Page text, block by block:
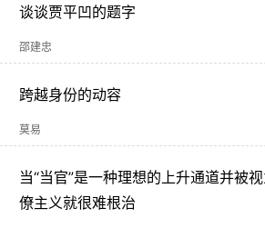
谈谈贾平凹的题字
邵建忠
跨越身份的动容
莫易
当“当官”是一种理想的上升通道并被
僚主义就很难根治